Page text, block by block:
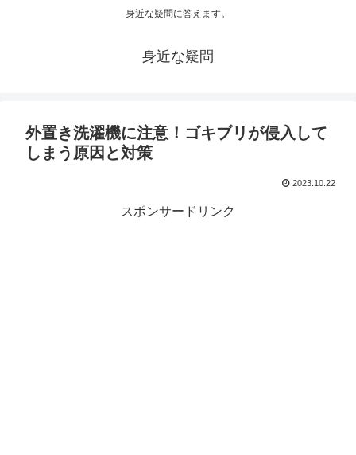
身近な疑問に答えます。
身近な疑問
外置き洗濯機に注意！ゴキブリが侵入して
しまう原因と対策
2023.10.22
スポンサードリンク